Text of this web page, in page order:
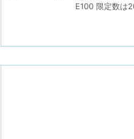
E100 限定数は